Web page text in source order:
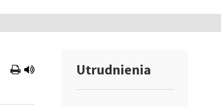
Utrudnienia